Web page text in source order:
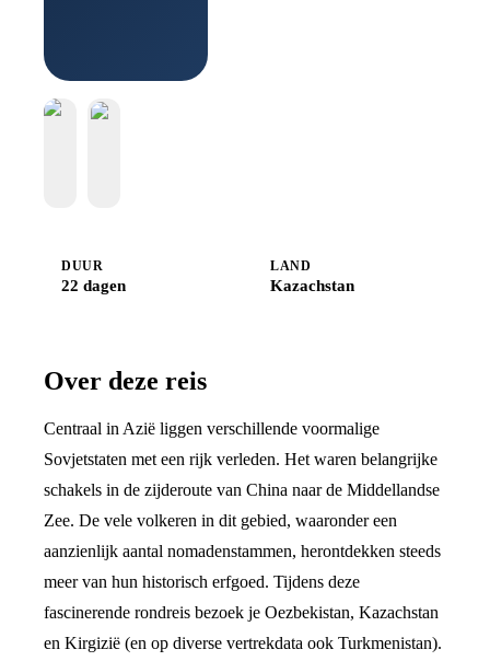
DUUR
22 dagen
LAND
Kazachstan
Over deze reis
Centraal in Azië liggen verschillende voormalige
Sovjetstaten met een rijk verleden. Het waren belangrijke
schakels in de zijderoute van China naar de Middellandse
Zee. De vele volkeren in dit gebied, waaronder een
aanzienlijk aantal nomadenstammen, herontdekken steeds
meer van hun historisch erfgoed. Tijdens deze
fascinerende rondreis bezoek je Oezbekistan, Kazachstan
en Kirgizië (en op diverse vertrekdata ook Turkmenistan).